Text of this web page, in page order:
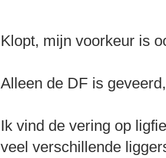
Klopt, mijn voorkeur is
Alleen de DF is
Ik vind de vering op
veel verschillende